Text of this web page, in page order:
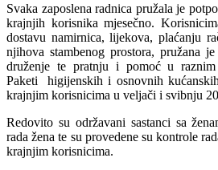
Svaka zaposlena radnica pružala je
krajnjih korisnika mjesečno.
dostavu namirnica, lijekova, plaćanju
njihova stambenog prostora, pružana
druženje te pratnju i pomoć u raznim
Paketi higijenskih i osnovnih
krajnjim korisnicima u veljači i svibnju
Redovito su održavani sastanci sa
rada žena te su provedene su kontrole
krajnjim korisnicima.